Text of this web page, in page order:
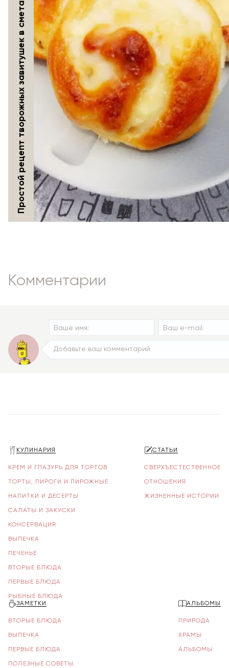
Простой рецепт творожных завитушек в сметанной заливке
Комментарии
КУЛИНАРИЯ
КРЕМ И ГЛАЗУРЬ ДЛЯ ТОРТОВ
ТОРТЫ, ПИРОГИ И ПИРОЖНЫЕ
НАПИТКИ И ДЕСЕРТЫ
САЛАТЫ И ЗАКУСКИ
КОНСЕРВАЦИЯ
ВЫПЕЧКА
ПЕЧЕНЬЕ
ВТОРЫЕ БЛЮДА
ПЕРВЫЕ БЛЮДА
РЫБНЫЕ БЛЮДА
СТАТЬИ
СВЕРХЪЕСТЕСТВЕННОЕ
ОТНОШЕНИЯ
ЖИЗНЕННЫЕ ИСТОРИИ
ЗАМЕТКИ
ВТОРЫЕ БЛЮДА
ВЫПЕЧКА
ПЕРВЫЕ БЛЮДА
ПОЛЕЗНЫЕ СОВЕТЫ
АЛЬБОМЫ
ПРИРОДА
ХРАМЫ
АЛЬБОМЫ